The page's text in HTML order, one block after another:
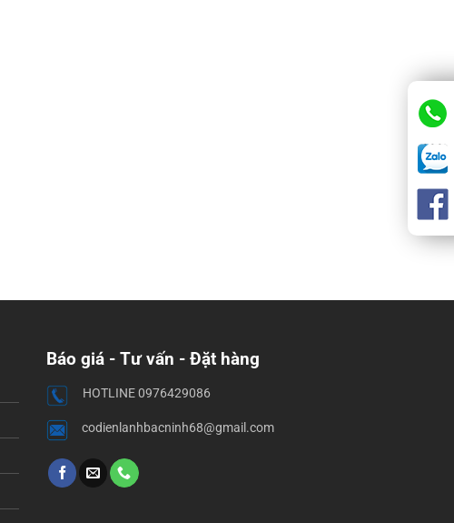
Báo giá - Tư vấn - Đặt hàng
HOTLINE 0976429086
codienlanhbacninh68@gmail.com